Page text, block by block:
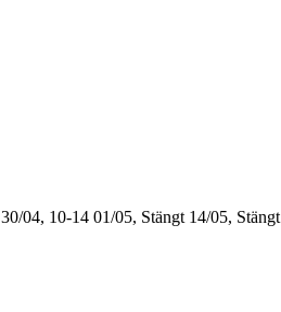
30/04, 10-14 01/05, Stängt 14/05, Stängt